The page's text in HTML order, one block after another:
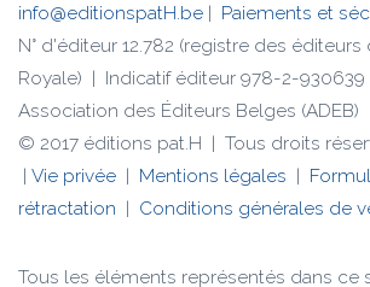
info@editionspatH.be | Paiements et
N° d'éditeur 12.782 (registre des
Royale) | Indicatif éditeur 978-2-
Association des Éditeurs Belges (ADEB)
© 2017 éditions pat.H | Tous droits
| Vie privée | Mentions légales |
rétractation | Conditions générales de
Tous les éléments représentés dans ce